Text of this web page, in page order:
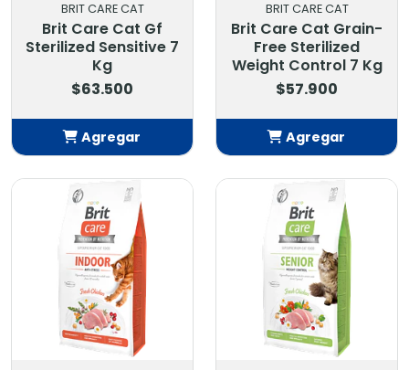
BRIT CARE CAT
Brit Care Cat Gf
Sterilized Sensitive 7
Kg
$63.500
Agregar
BRIT CARE CAT
Brit Care Cat Grain-
Free Sterilized
Weight Control 7 Kg
$57.900
Agregar